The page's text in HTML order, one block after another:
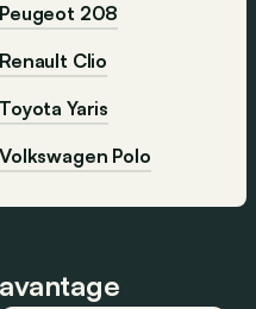
Peugeot 208
Renault Clio
Toyota Yaris
Volkswagen Polo